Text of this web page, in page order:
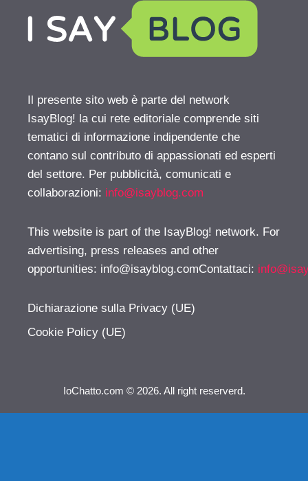
Il presente sito web è parte del network
IsayBlog! la cui rete editoriale comprende siti
tematici di informazione indipendente che
contano sul contributo di appassionati ed esperti
del settore. Per pubblicità, comunicati e
collaborazioni: info@isayblog.com
This website is part of the IsayBlog! network. For
advertising, press releases and other
opportunities: info@isayblog.comContattaci:
Dichiarazione sulla Privacy (UE)
Cookie Policy (UE)
IoChatto.com © 2026. All right reserverd.